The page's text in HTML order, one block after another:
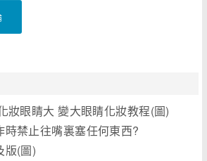
妝眼睛大 變大眼睛化妝教程(圖)
時禁止往嘴裏塞任何東西?
版(圖)